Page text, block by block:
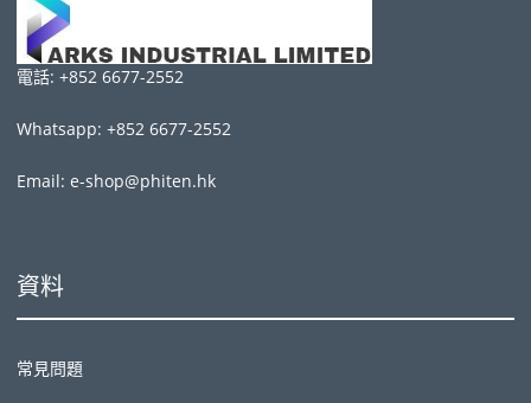
電話: +852 6677-2552
Whatsapp: +852 6677-2552
Email: e-shop@phiten.hk
資料
常見問題